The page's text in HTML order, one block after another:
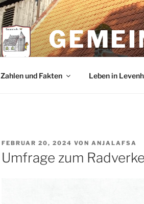
Zahlen und Fakten Leben in
VERÖFFENTLICHT
AM
FEBRUAR 20, 2024 VON ANJALAFSA
Umfrage zum